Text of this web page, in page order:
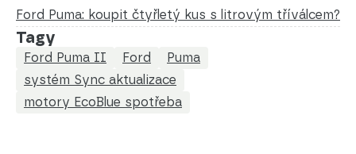
Ford Puma: koupit čtyřletý kus s litrovým tříválcem?
Tagy
Ford Puma II Ford
Puma
systém Sync aktualizace
motory EcoBlue spotřeba